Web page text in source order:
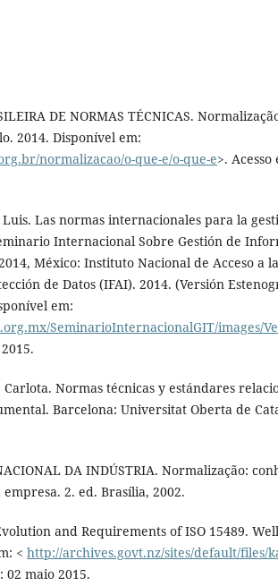
DE NORMAS TÉCNICAS.
2014. Disponível em:
normalizacao/o-que-e/o-que-e>. Acesso
Luis. Las normas internacionales para la
Internacional Sobre Gestión de
México: Instituto Nacional de Acceso a la
de Datos (IFAI). 2014. (Versión
em:
SeminarioInternacionalGIT/images/
Carlota. Normas técnicas y estándares
Barcelona: Universitat Oberta de
DA INDÚSTRIA. Normalização:
2. ed. Brasília, 2002.
and Requirements of ISO 15489.
< http://archives.govt.nz/sites/default/files/
02 maio 2015.